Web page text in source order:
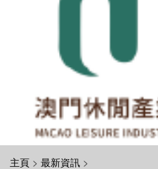
主頁 > 最新資訊 >